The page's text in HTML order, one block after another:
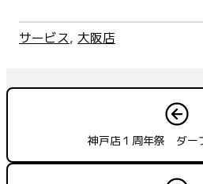
サービス, 大阪店
神戸店１周年祭 ダー